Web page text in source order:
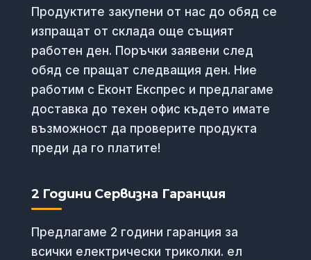
Продуктите закупени от нас до обяд се
изпращат от склада още същият
работен ден. Поръчки заявени след
обяд се пращат следващия ден. Ние
работим с Еконт Експрес и предлагаме
доставка до техен офис където имате
възможност да проверите продукта
преди да го платите!
2 Години Сервизна Гаранция
Предлагаме 2 години гаранция за
всички електрически триколки. ел